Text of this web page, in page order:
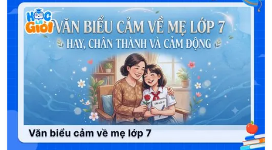
các mối quan hệ tốt đẹp và phát triển nhiều kỹ năng cần
thiết. Hãy cùng Học là Giỏi tìm hiểu trong bài viết dưới đây.